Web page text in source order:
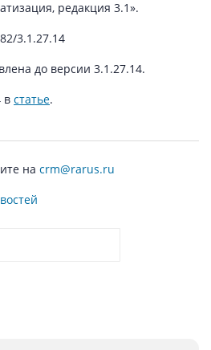
редакция 3.1».
3.1.27.14
до версии 3.1.27.14.
в статье.
на crm@rarus.ru